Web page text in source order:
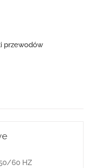
przewodów
60 HZ